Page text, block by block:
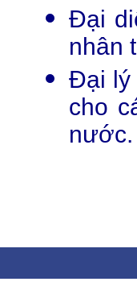
Đại
nhân
Đại lý
cho
nước.